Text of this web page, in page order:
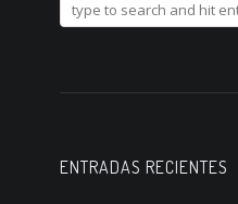
ENTRADAS RECIENTES